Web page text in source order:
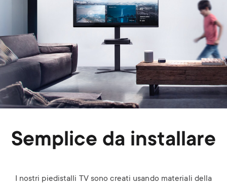
Semplice da installare
I nostri piedistalli TV sono creati usando materiali della